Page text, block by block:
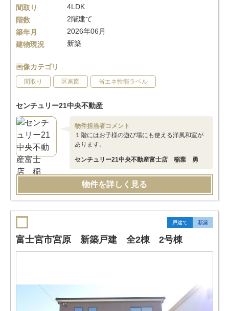
間取り
4LDK
階数
2階建て
築年月
2026年06月
建物現況
新築
画像カテゴリ
間取り 区画図 省エネ性能ラベル
センチュリー21中央不動産
物件担当者コメント
１階にはお子様の遊び場にも使える洋風和室が
あります。
センチュリー21中央不動産富士店 稲葉 勇
物件を詳しく見る
戸建て 新築
富士宮市宮原 新築戸建 全2棟 2号棟